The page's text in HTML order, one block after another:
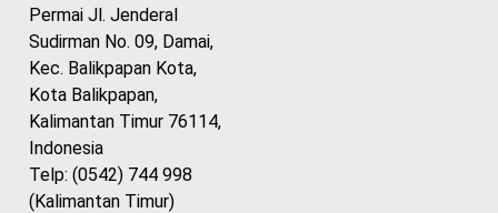
Permai Jl. Jenderal
Sudirman No. 09, Damai,
Kec. Balikpapan Kota,
Kota Balikpapan,
Kalimantan Timur 76114,
Indonesia
Telp: (0542) 744 998
(Kalimantan Timur)